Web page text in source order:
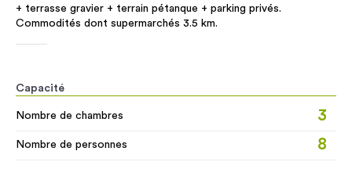
+ terrasse gravier + terrain pétanque + parking privés.
Commodités dont supermarchés 3.5 km.
Capacité
Nombre de chambres 3
Nombre de personnes 8